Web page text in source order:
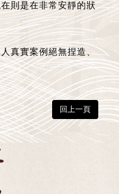
則是在非常安靜的狀
真實案例絕無捏造、
回上一頁